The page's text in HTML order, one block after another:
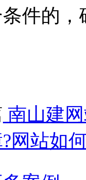
件的
南山建
网站如